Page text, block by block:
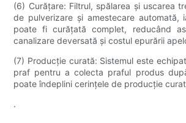
(6) Curățare: Filtrul, spălarea și uscarea
de pulverizare și amestecare automată,
poate fi curățată complet, reducând
canalizare deversată și costul epurării
(7) Producție curată: Sistemul este
praf pentru a colecta praful produs
poate îndeplini cerințele de producție
.